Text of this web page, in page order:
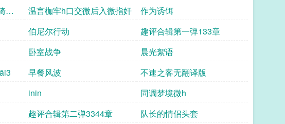
乘
温言枷牢h口交微后入微指奸
作为诱饵
伯尼尔行动
趣评合辑第一弹133章
卧室战争
晨光絮语
早餐风波
不速之客无翻译版
inin
同调梦境微h
趣评合辑第二弹3344章
队长的情侣头套